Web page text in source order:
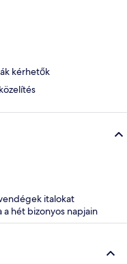
kérhetők
italokat
hét bizonyos napjain